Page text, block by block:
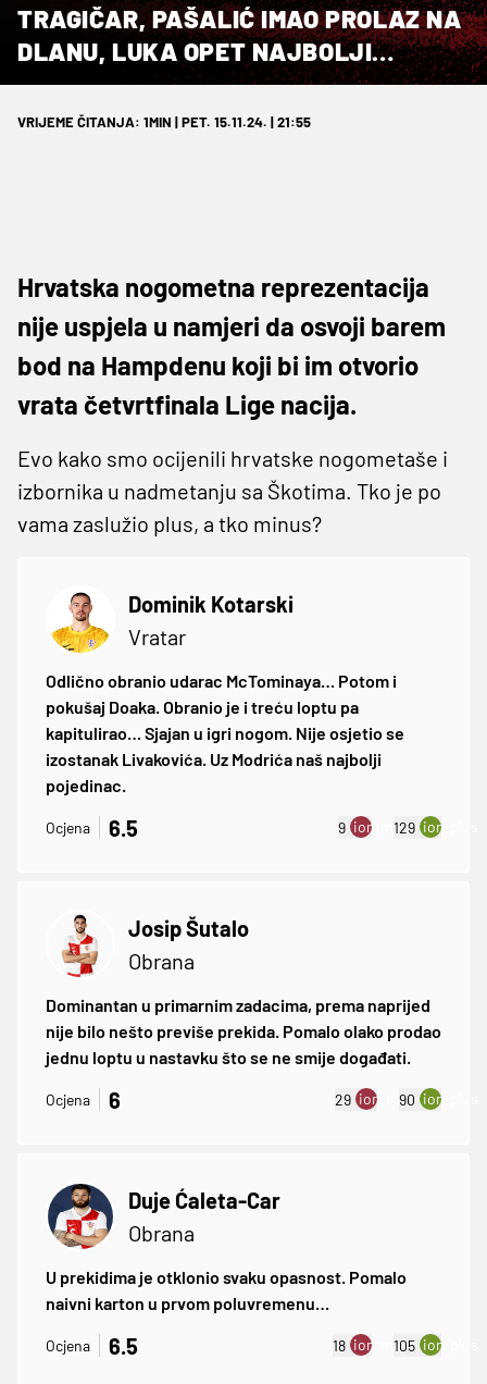
TRAGIČAR, PAŠALIĆ IMAO PROLAZ NA
DLANU, LUKA OPET NAJBOLJI…
VRIJEME ČITANJA: 1MIN | PET. 15.11.24. | 21:55
Hrvatska nogometna reprezentacija
nije uspjela u namjeri da osvoji barem
bod na Hampdenu koji bi im otvorio
vrata četvrtfinala Lige nacija.
Evo kako smo ocijenili hrvatske nogometaše i
izbornika u nadmetanju sa Škotima. Tko je po
vama zaslužio plus, a tko minus?
Dominik Kotarski
Vratar
Odlično obranio udarac McTominaya… Potom i
pokušaj Doaka. Obranio je i treću loptu pa
kapitulirao… Sjajan u igri nogom. Nije osjetio se
izostanak Livakovića. Uz Modrića naš najbolji
pojedinac.
Ocjena 6.5 9 ion:minus
129 ion:plus
Josip Šutalo
Obrana
Dominantan u primarnim zadacima, prema naprijed
nije bilo nešto previše prekida. Pomalo olako prodao
jednu loptu u nastavku što se ne smije događati.
Ocjena 6 29 ion:minus
90 ion:plus
Duje Ćaleta-Car
Obrana
U prekidima je otklonio svaku opasnost. Pomalo
naivni karton u prvom poluvremenu…
Ocjena 6.5 18 ion:minus
105 ion:plus